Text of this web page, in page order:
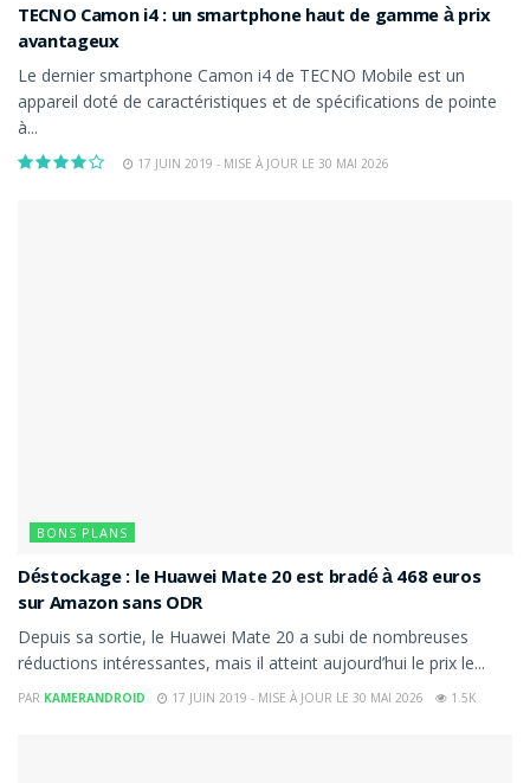
TECNO Camon i4 : un smartphone haut de gamme à prix
avantageux
Le dernier smartphone Camon i4 de TECNO Mobile est un
appareil doté de caractéristiques et de spécifications de pointe
à...
17 JUIN 2019 - MISE À JOUR LE 30 MAI 2026
BONS PLANS
Déstockage : le Huawei Mate 20 est bradé à 468 euros
sur Amazon sans ODR
Depuis sa sortie, le Huawei Mate 20 a subi de nombreuses
réductions intéressantes, mais il atteint aujourd’hui le prix le...
PAR KAMERANDROID 17 JUIN 2019 - MISE À JOUR LE 30 MAI 2026 1.5K